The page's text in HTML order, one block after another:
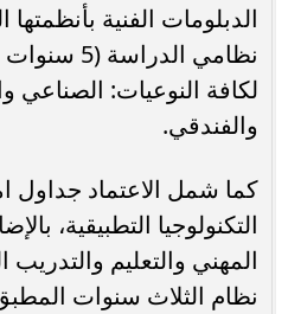
الدبلومات الفنية
لكافة النوعيات: الصناعي
والفندقي.
كما شمل الاعتماد جداول
التكنولوجيا التطبيقية،
المهني والتعليم
نظام الثلاث سنوات